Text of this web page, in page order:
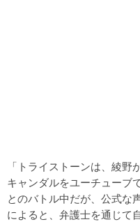
「トライストーンは、綾野
キャンダルをユーチューブ
とのバトル中だが、公式な
によると、弁護士を通じて